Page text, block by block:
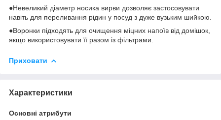
●Невеликий діаметр носика вирви дозволяє застосовувати
навіть для переливання рідин у посуд з дуже вузьким шийкою.
●Воронки підходять для очищення міцних напоїв від домішок,
якщо використовувати її разом із фільтрами.
Приховати
Характеристики
Основні атрибути